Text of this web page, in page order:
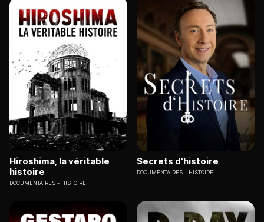
Hiroshima, la véritable
histoire
DOCUMENTAIRES HISTOIRE
Secrets d'histoire
DOCUMENTAIRES HISTOIRE